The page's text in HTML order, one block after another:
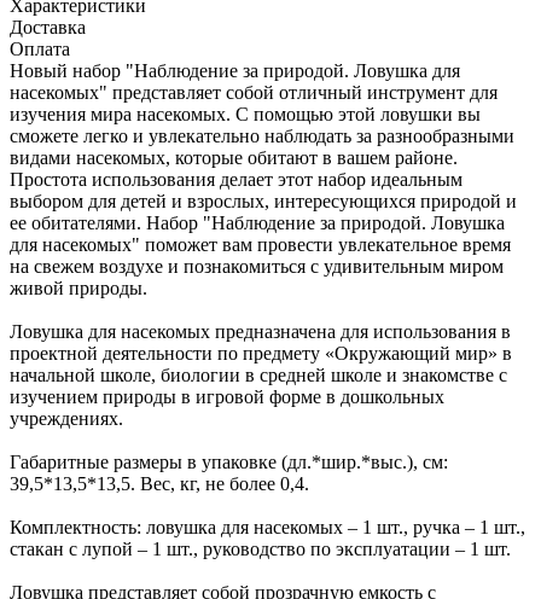
Характеристики
Доставка
Оплата
Новый набор "Наблюдение за природой. Ловушка для
насекомых" представляет собой отличный инструмент для
изучения мира насекомых. С помощью этой ловушки вы
сможете легко и увлекательно наблюдать за разнообразными
видами насекомых, которые обитают в вашем районе.
Простота использования делает этот набор идеальным
выбором для детей и взрослых, интересующихся природой и
ее обитателями. Набор "Наблюдение за природой. Ловушка
для насекомых" поможет вам провести увлекательное время
на свежем воздухе и познакомиться с удивительным миром
живой природы.
Ловушка для насекомых предназначена для использования в
проектной деятельности по предмету «Окружающий мир» в
начальной школе, биологии в средней школе и знакомстве с
изучением природы в игровой форме в дошкольных
учреждениях.
Габаритные размеры в упаковке (дл.*шир.*выс.), см:
39,5*13,5*13,5. Вес, кг, не более 0,4.
Комплектность: ловушка для насекомых – 1 шт., ручка – 1 шт.,
стакан с лупой – 1 шт., руководство по эксплуатации – 1 шт.
Ловушка представляет собой прозрачную емкость с